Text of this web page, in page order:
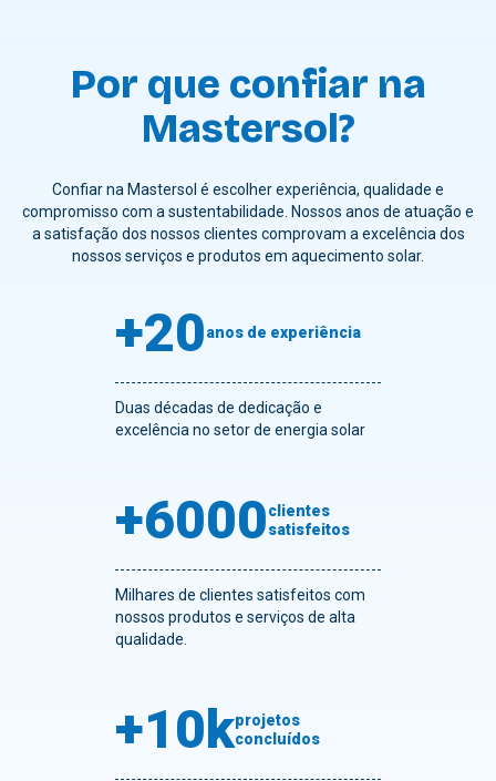
Por que confiar na
Mastersol?
Confiar na Mastersol é escolher experiência, qualidade e
compromisso com a sustentabilidade. Nossos anos de atuação e
a satisfação dos nossos clientes comprovam a excelência dos
nossos serviços e produtos em aquecimento solar.
+20anos de experiência
Duas décadas de dedicação e
excelência no setor de energia solar
+6000clientes
satisfeitos
Milhares de clientes satisfeitos com
nossos produtos e serviços de alta
qualidade.
+10kprojetos
concluídos